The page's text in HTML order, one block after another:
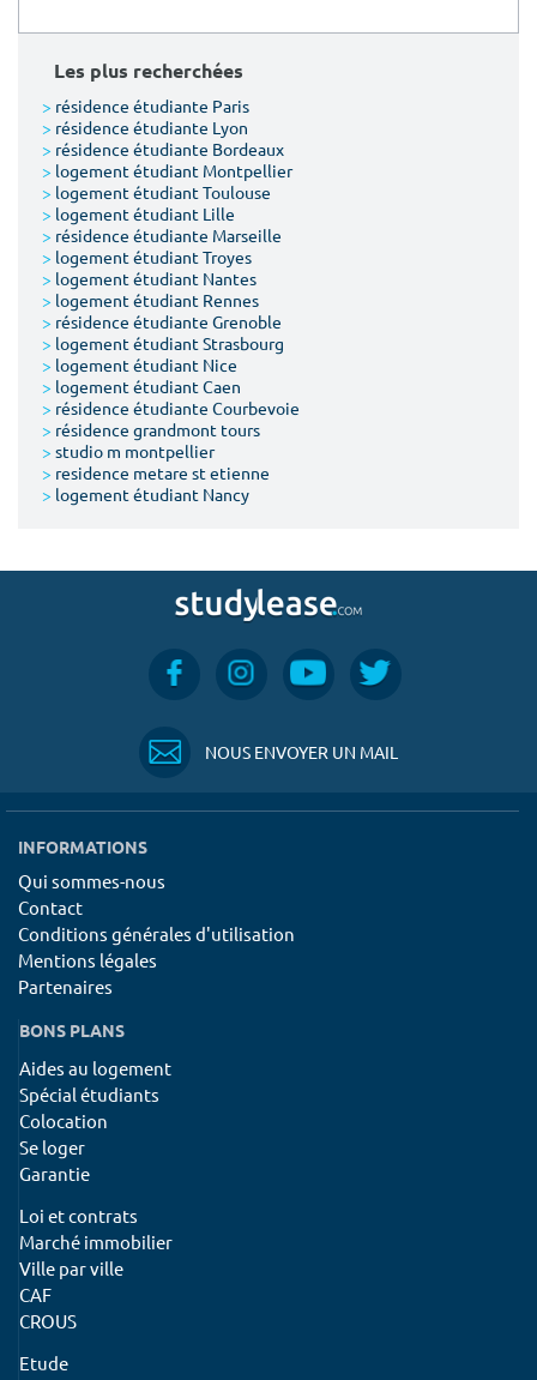
Les plus recherchées
> résidence étudiante Paris
> résidence étudiante Lyon
> résidence étudiante Bordeaux
> logement étudiant Montpellier
> logement étudiant Toulouse
> logement étudiant Lille
> résidence étudiante Marseille
> logement étudiant Troyes
> logement étudiant Nantes
> logement étudiant Rennes
> résidence étudiante Grenoble
> logement étudiant Strasbourg
> logement étudiant Nice
> logement étudiant Caen
> résidence étudiante Courbevoie
> résidence grandmont tours
> studio m montpellier
> residence metare st etienne
> logement étudiant Nancy
NOUS ENVOYER UN MAIL
INFORMATIONS
Qui sommes-nous
Contact
Conditions générales d'utilisation
Mentions légales
Partenaires
BONS PLANS
Aides au logement
Spécial étudiants
Colocation
Se loger
Garantie
Loi et contrats
Marché immobilier
Ville par ville
CAF
CROUS
Etude